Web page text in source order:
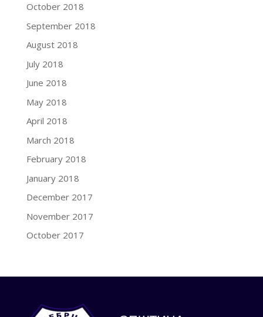
October 2018
September 2018
August 2018
July 2018
June 2018
May 2018
April 2018
March 2018
February 2018
January 2018
December 2017
November 2017
October 2017